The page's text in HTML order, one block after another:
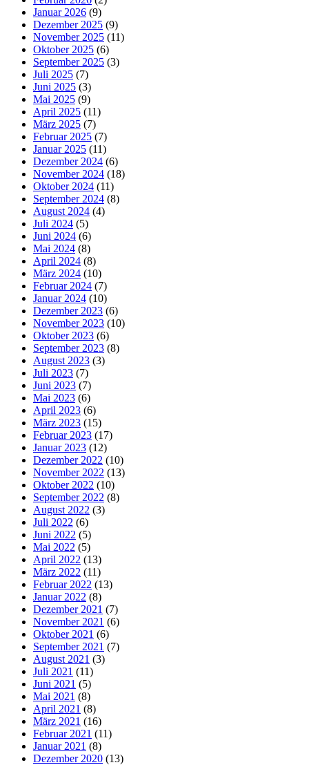
Januar 2026 (9)
Dezember 2025 (9)
November 2025 (11)
Oktober 2025 (6)
September 2025 (3)
Juli 2025 (7)
Juni 2025 (3)
Mai 2025 (9)
April 2025 (11)
März 2025 (7)
Februar 2025 (7)
Januar 2025 (11)
Dezember 2024 (6)
November 2024 (18)
Oktober 2024 (11)
September 2024 (8)
August 2024 (4)
Juli 2024 (5)
Juni 2024 (6)
Mai 2024 (8)
April 2024 (8)
März 2024 (10)
Februar 2024 (7)
Januar 2024 (10)
Dezember 2023 (6)
November 2023 (10)
Oktober 2023 (6)
September 2023 (8)
August 2023 (3)
Juli 2023 (7)
Juni 2023 (7)
Mai 2023 (6)
April 2023 (6)
März 2023 (15)
Februar 2023 (17)
Januar 2023 (12)
Dezember 2022 (10)
November 2022 (13)
Oktober 2022 (10)
September 2022 (8)
August 2022 (3)
Juli 2022 (6)
Juni 2022 (5)
Mai 2022 (5)
April 2022 (13)
März 2022 (11)
Februar 2022 (13)
Januar 2022 (8)
Dezember 2021 (7)
November 2021 (6)
Oktober 2021 (6)
September 2021 (7)
August 2021 (3)
Juli 2021 (11)
Juni 2021 (5)
Mai 2021 (8)
April 2021 (8)
März 2021 (16)
Februar 2021 (11)
Januar 2021 (8)
Dezember 2020 (13)